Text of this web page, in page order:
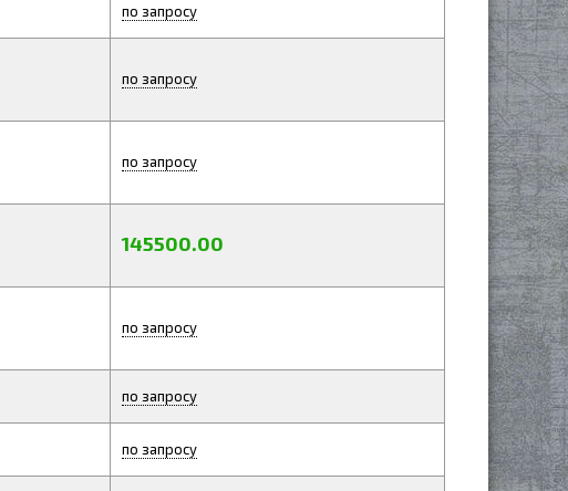
по запросу
по запросу
по запросу
145500.00
по запросу
по запросу
по запросу